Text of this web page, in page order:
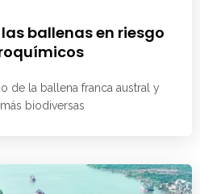
ballenas en riesgo
de la ballena franca austral y
biodiversas